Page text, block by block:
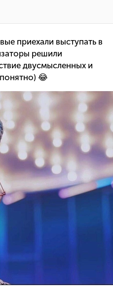
приехали выступать в
решили
двусмысленных и
😂